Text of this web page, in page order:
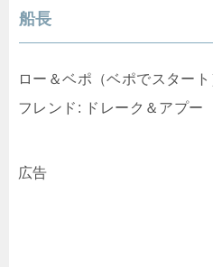
船長
ロー＆ベポ（ベポでスタート
フレンド: ドレーク＆アプー
広告